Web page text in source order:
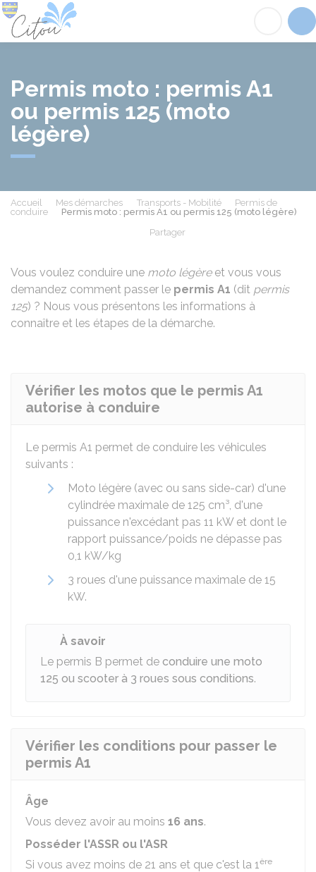
Permis moto : permis A1
ou permis 125 (moto
légère)
Accueil Mes démarches Transports - Mobilité
Permis de
conduire
Permis moto : permis A1 ou permis 125 (moto légère)
Partager
Vous voulez conduire une moto légèreet vous vous
demandez comment passer le permis A1 (dit permis
125) ? Nous vous présentons les informations à
connaître et les étapes de la démarche.
Vérifier les motos que le permis A1
autorise à conduire
Le permis A1 permet de conduire les véhicules
suivants :
Moto légère (avec ou sans side-car) d'une
cylindrée maximale de 125 cm³, d'une
puissance n'excédant pas 11 kWet dont le
rapport puissance/poids ne dépasse pas
0,1 kW/kg
3 roues d'une puissance maximale de 15
kW.
À savoir
Le permis B permet de conduire une moto
125 ou scooter à 3 roues sous conditions.
Vérifier les conditions pour passer le
permis A1
Âge
Vous devez avoir au moins 16 ans.
Posséder l'ASSR ou l'ASR
Si vous avez moins de 21 ans et que c'est la 1ère